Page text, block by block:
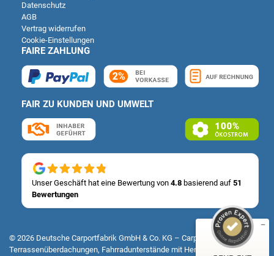
Datenschutz
AGB
Vertrag widerrufen
Cookie-Einstellungen
FAIRE ZAHLUNG
FAIR ZU KUNDEN UND UMWELT
Unser Geschäft hat eine Bewertung von 4.8 basierend auf 51
Bewertungen
© 2026 Deutsche Carportfabrik GmbH & Co. KG – Carports, Fertiggaragen,
Terrassenüberdachungen, Fahrradunterstände mit Herz & Verstand
Kundenbewertungen und Erfahrungen zu
Deutsche Carportfabrik GmbH & Co. KG
100
%
ProvenExpert.com
SEHR GUT
4,83
/
5,00
14
Bewertungen auf
51
Bewertungen von
1